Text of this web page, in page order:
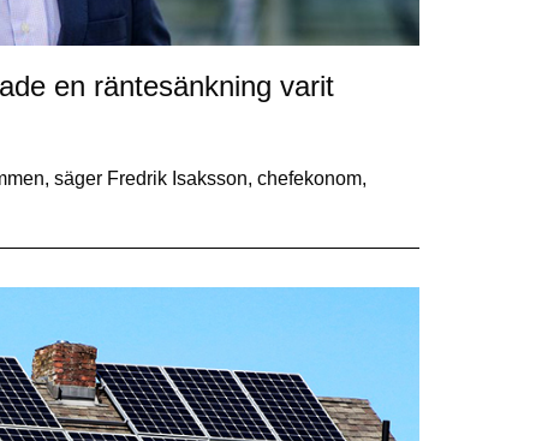
en räntesänkning varit
säger Fredrik Isaksson, chefekonom,